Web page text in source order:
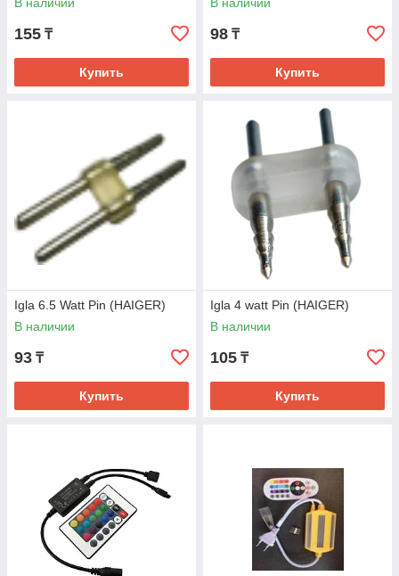
В наличии
155 ₸
Купить
В наличии
98 ₸
Купить
Igla 6.5 Watt Pin (HAIGER)
В наличии
93 ₸
Купить
Igla 4 watt Pin (HAIGER)
В наличии
105 ₸
Купить